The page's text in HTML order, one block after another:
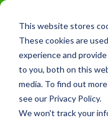
This website stores
These cookies are
experience and
to you, both on this
media. To find out
see our Privacy Policy.
We won't track your
Skip
content.
klausimai